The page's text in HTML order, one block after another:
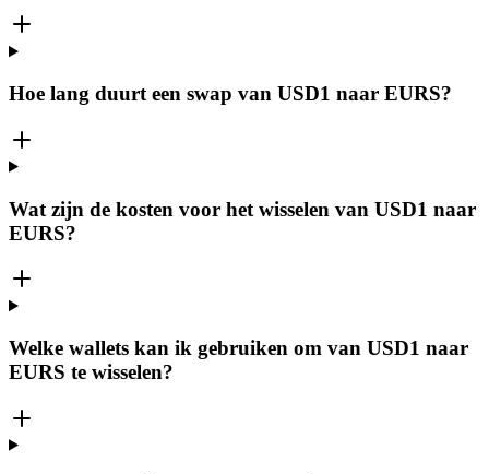
Hoe lang duurt een swap van USD1 naar EURS?
Wat zijn de kosten voor het wisselen van USD1 naar
EURS?
Welke wallets kan ik gebruiken om van USD1 naar
EURS te wisselen?